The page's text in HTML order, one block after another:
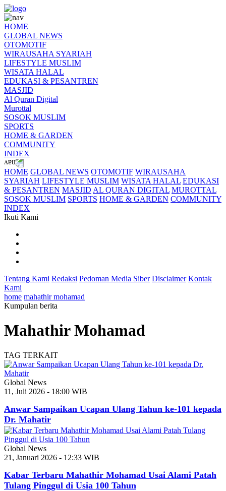
HOME
GLOBAL NEWS
OTOMOTIF
WIRAUSAHA SYARIAH
LIFESTYLE MUSLIM
WISATA HALAL
EDUKASI & PESANTREN
MASJID
Al Quran Digital
Murottal
SOSOK MUSLIM
SPORTS
HOME & GARDEN
COMMUNITY
INDEX
HOME GLOBAL NEWS OTOMOTIF WIRAUSAHA
SYARIAH LIFESTYLE MUSLIM WISATA HALAL EDUKASI
& PESANTREN MASJID AL QURAN DIGITAL MUROTTAL
SOSOK MUSLIM SPORTS HOME & GARDEN COMMUNITY
INDEX
Ikuti Kami
Tentang Kami Redaksi Pedoman Media Siber Disclaimer Kontak
Kami
home mahathir mohamad
Kumpulan berita
Mahathir Mohamad
TAG TERKAIT
Global News
11, Juli 2026 - 18:00 WIB
Anwar Sampaikan Ucapan Ulang Tahun ke-101 kepada
Dr. Mahatir
Global News
21, Januari 2026 - 12:33 WIB
Kabar Terbaru Mahathir Mohamad Usai Alami Patah
Tulang Pinggul di Usia 100 Tahun